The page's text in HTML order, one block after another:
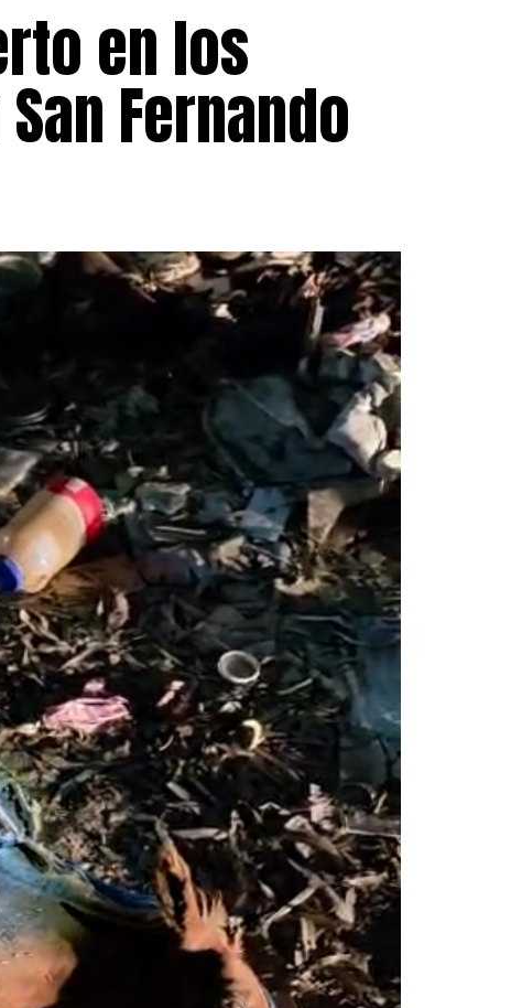
en los
Fernando